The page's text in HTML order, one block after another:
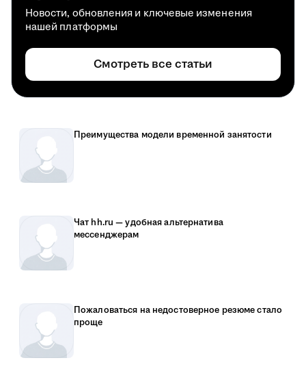
Новости, обновления и ключевые изменения
нашей платформы
Смотреть все статьи
Преимущества модели временной занятости
Чат hh.ru — удобная альтернатива
мессенджерам
Пожаловаться на недостоверное резюме стало
проще